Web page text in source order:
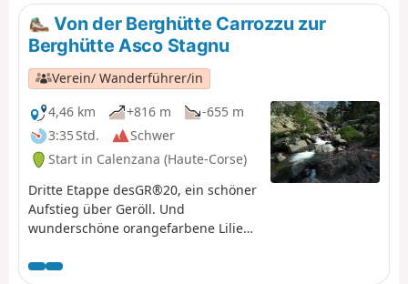
Von der Berghütte Carrozzu zur
Berghütte Asco Stagnu
Verein/ Wanderführer/in
4,46 km
+816 m
-655 m
3:35 Std.
Schwer
Start in Calenzana (Haute-Corse)
Dritte Etappe desGR®20, ein schöner
Aufstieg über Geröll. Und
wunderschöne orangefarbene Lilien,